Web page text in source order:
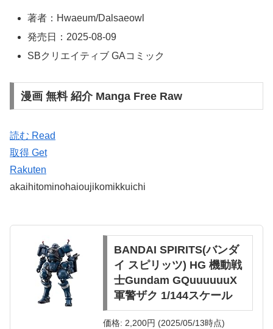
著者：Hwaeum/Dalsaeowl
発売日：2025-08-09
SBクリエイティブ GAコミック
漫画 無料 紹介 Manga Free Raw
読む Read
取得 Get
Rakuten
akaihitominohaioujikomikkuichi
BANDAI SPIRITS(バンダ
イ スピリッツ) HG 機動戦
士Gundam GQuuuuuuX
軍警ザク 1/144スケール
価格: 2,200円 (2025/05/13時点)